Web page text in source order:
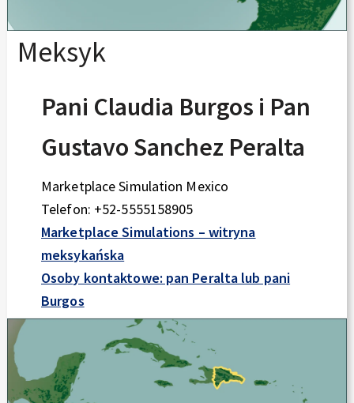
Meksyk
Pani Claudia Burgos i Pan
Gustavo Sanchez Peralta
Marketplace Simulation Mexico
Telefon: +52-5555158905
Marketplace Simulations – witryna
meksykańska
Osoby kontaktowe: pan Peralta lub pani
Burgos